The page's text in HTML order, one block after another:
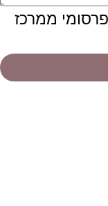
ממרכז